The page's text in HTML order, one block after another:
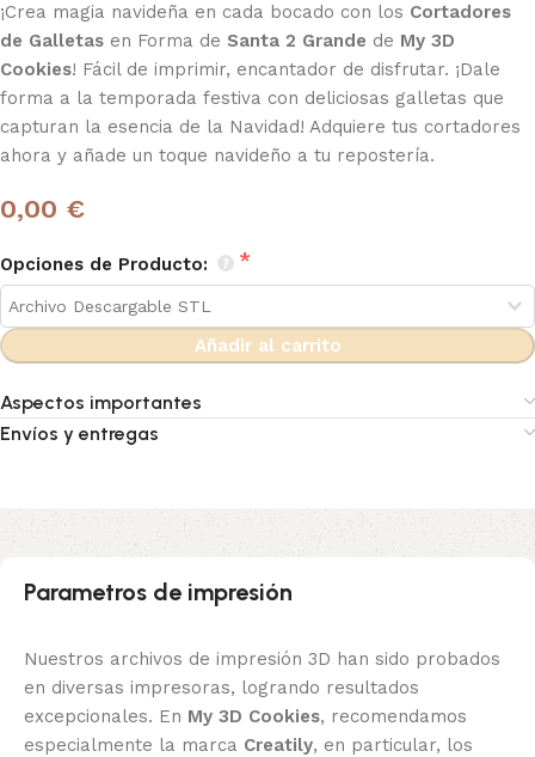
¡Crea magia navideña en cada bocado con los Cortadores
de Galletas en Forma de Santa 2 Grande de My 3D
Cookies! Fácil de imprimir, encantador de disfrutar. ¡Dale
forma a la temporada festiva con deliciosas galletas que
capturan la esencia de la Navidad! Adquiere tus cortadores
ahora y añade un toque navideño a tu repostería.
0,00 €
Opciones de Producto:
Añadir al carrito
Aspectos importantes
Envíos y entregas
Parametros de impresión
Nuestros archivos de impresión 3D han sido probados
en diversas impresoras, logrando resultados
excepcionales. En My 3D Cookies, recomendamos
especialmente la marca Creatily, en particular, los